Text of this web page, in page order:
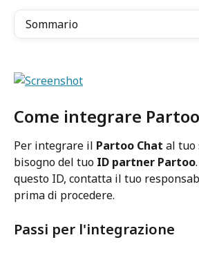
Sommario
Come integrare
Per integrare il Partoo Chat al tuo
bisogno del tuo ID partner Partoo
questo ID, contatta il tuo
prima di procedere.
Passi per l'integrazione